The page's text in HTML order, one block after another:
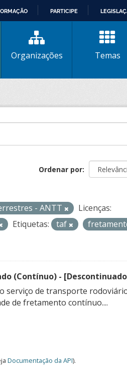
PARTICIPE
Organizações Temas
Ordenar por
- ANTT
Licenças:
Etiquetas: taf
(Contínuo) -
serviço de transporte
de fretamento contínuo....
Documentação da API).